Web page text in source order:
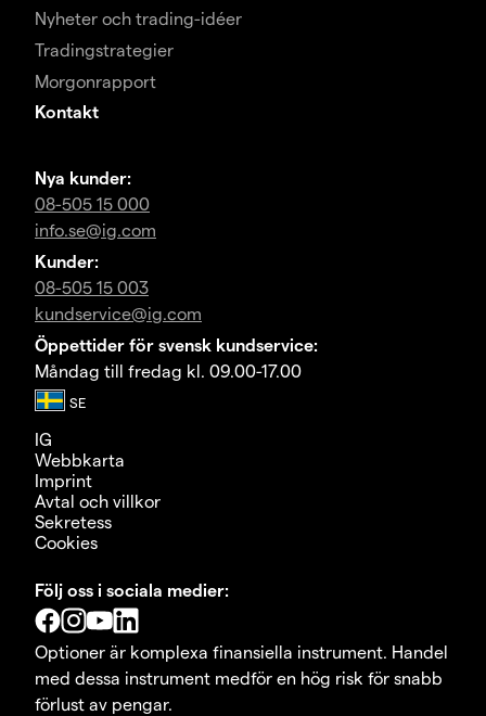
Nyheter och trading-idéer
Tradingstrategier
Morgonrapport
Kontakt
Nya kunder:
08-505 15 000
info.se@ig.com
Kunder:
08-505 15 003
kundservice@ig.com
Öppettider för svensk kundservice:
Måndag till fredag kl. 09.00-17.00
IG
Webbkarta
Imprint
Avtal och villkor
Sekretess
Cookies
Följ oss i sociala medier:
Optioner är komplexa finansiella instrument. Handel
med dessa instrument medför en hög risk för snabb
förlust av pengar.